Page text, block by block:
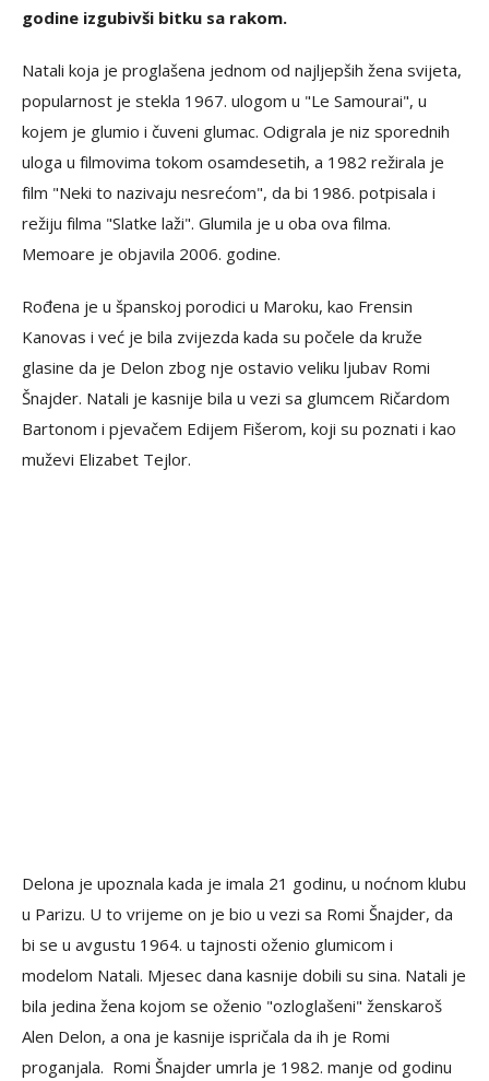
godine izgubivši bitku sa rakom.
Natali koja je proglašena jednom od najljepših žena svijeta,
popularnost je stekla 1967. ulogom u "Le Samourai", u
kojem je glumio i čuveni glumac. Odigrala je niz sporednih
uloga u filmovima tokom osamdesetih, a 1982 režirala je
film "Neki to nazivaju nesrećom", da bi 1986. potpisala i
režiju filma "Slatke laži". Glumila je u oba ova filma.
Memoare je objavila 2006. godine.
Rođena je u španskoj porodici u Maroku, kao Frensin
Kanovas i već je bila zvijezda kada su počele da kruže
glasine da je Delon zbog nje ostavio veliku ljubav Romi
Šnajder. Natali je kasnije bila u vezi sa glumcem Ričardom
Bartonom i pjevačem Edijem Fišerom, koji su poznati i kao
muževi Elizabet Tejlor.
Delona je upoznala kada je imala 21 godinu, u noćnom klubu
u Parizu. U to vrijeme on je bio u vezi sa Romi Šnajder, da
bi se u avgustu 1964. u tajnosti oženio glumicom i
modelom Natali. Mjesec dana kasnije dobili su sina. Natali je
bila jedina žena kojom se oženio "ozloglašeni" ženskaroš
Alen Delon, a ona je kasnije ispričala da ih je Romi
proganjala. Romi Šnajder umrla je 1982. manje od godinu